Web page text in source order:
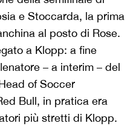
e Stoccarda, la prima
al posto di Rose.
a Klopp: a fine
– a interim – del
of Soccer
Bull, in pratica era
più stretti di Klopp.